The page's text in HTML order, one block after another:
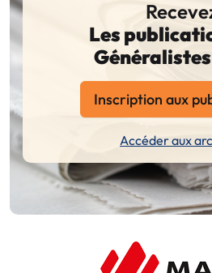
Les
Généralistes
Inscription aux
Accéder aux